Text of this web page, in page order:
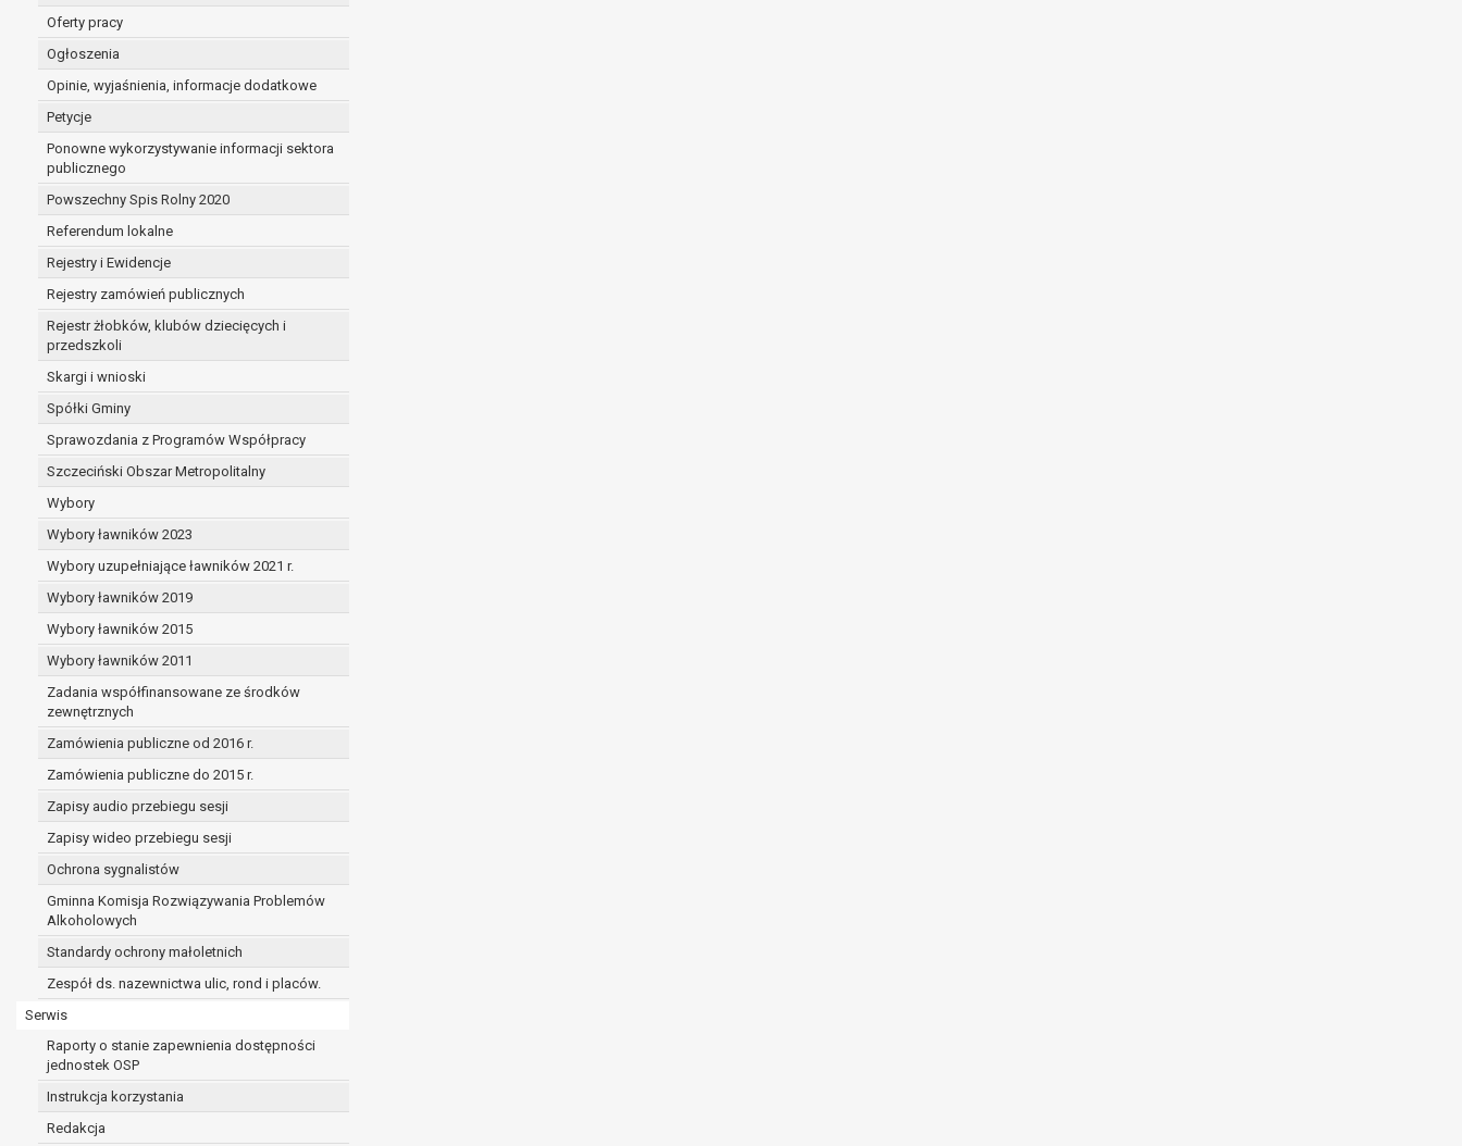
Oferty pracy
Ogłoszenia
Opinie, wyjaśnienia, informacje dodatkowe
Petycje
Ponowne wykorzystywanie informacji sektora
publicznego
Powszechny Spis Rolny 2020
Referendum lokalne
Rejestry i Ewidencje
Rejestry zamówień publicznych
Rejestr żłobków, klubów dziecięcych i
przedszkoli
Skargi i wnioski
Spółki Gminy
Sprawozdania z Programów Współpracy
Szczeciński Obszar Metropolitalny
Wybory
Wybory ławników 2023
Wybory uzupełniające ławników 2021 r.
Wybory ławników 2019
Wybory ławników 2015
Wybory ławników 2011
Zadania współfinansowane ze środków
zewnętrznych
Zamówienia publiczne od 2016 r.
Zamówienia publiczne do 2015 r.
Zapisy audio przebiegu sesji
Zapisy wideo przebiegu sesji
Ochrona sygnalistów
Gminna Komisja Rozwiązywania Problemów
Alkoholowych
Standardy ochrony małoletnich
Zespół ds. nazewnictwa ulic, rond i placów.
Serwis
Raporty o stanie zapewnienia dostępności
jednostek OSP
Instrukcja korzystania
Redakcja